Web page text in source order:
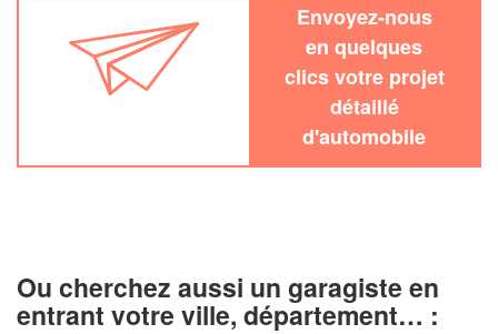
Envoyez-nous
en quelques
clics votre projet
détaillé
d'automobile
Ou cherchez aussi un garagiste en
entrant votre ville, département… :